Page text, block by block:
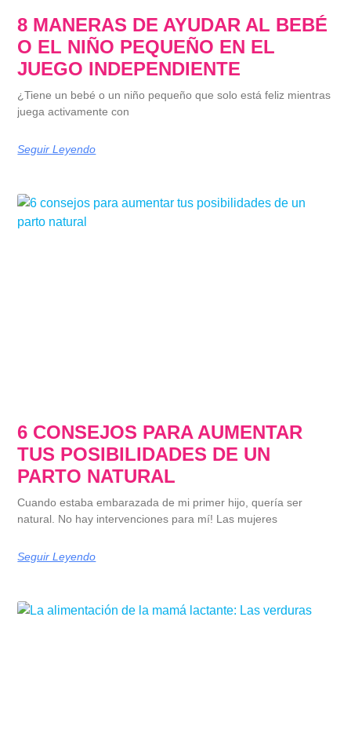
8 MANERAS DE AYUDAR AL BEBÉ
O EL NIÑO PEQUEÑO EN EL
JUEGO INDEPENDIENTE
¿Tiene un bebé o un niño pequeño que solo está feliz mientras
juega activamente con
Seguir Leyendo
6 CONSEJOS PARA AUMENTAR
TUS POSIBILIDADES DE UN
PARTO NATURAL
Cuando estaba embarazada de mi primer hijo, quería ser
natural. No hay intervenciones para mí! Las mujeres
Seguir Leyendo